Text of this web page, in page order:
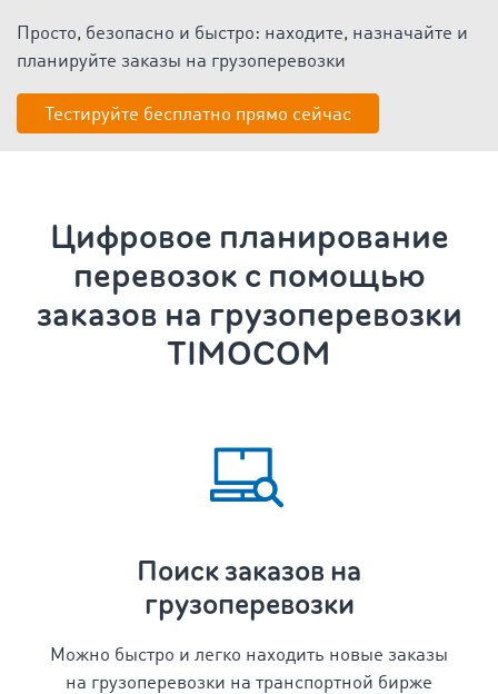
Просто, безопасно и быстро: находите, назначайте и
планируйте заказы на грузоперевозки
Тестируйте бесплатно прямо сейчас
Цифровое планирование
перевозок с помощью
заказов на грузоперевозки
TIMOCOM
Поиск заказов на
грузоперевозки
Можно быстро и легко находить новые заказы
на грузоперевозки на транспортной бирже